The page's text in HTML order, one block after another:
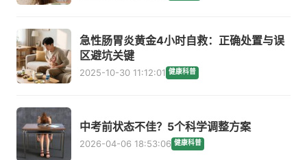
急性肠胃炎黄金4小时自救：正确处置与误
区避坑关键
2025-10-30 11:12:01 健康科普
中考前状态不佳？5个科学调整方案
2026-04-06 18:53:06 健康科普